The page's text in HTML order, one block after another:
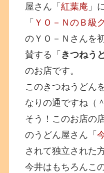
屋さん「紅葉庵 」
「 ＹＯ－ＮのＢ級
のＹＯ－Ｎさんを
賛する「 きつねう
のお店です。
このきつねうどん
なりの通ですね（
そう！このお店の
のうどん屋さん「
されて独立された
今井はもちろんこ